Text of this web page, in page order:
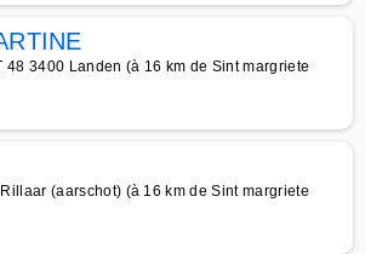
48 3400 Landen (à 16 km de Sint margriete
(aarschot) (à 16 km de Sint margriete